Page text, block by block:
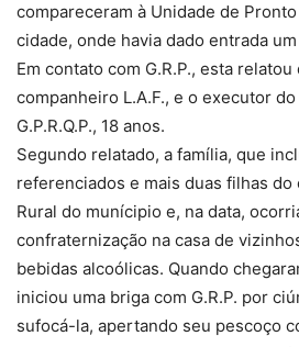
compareceram à Unidade de
cidade, onde havia dado entrada
Em contato com G.R.P., esta
companheiro L.A.F., e o executor
G.P.R.Q.P., 18 anos.
Segundo relatado, a família, que
referenciados e mais duas filhas do
Rural do munícipio e, na data,
confraternização na casa de
bebidas alcoólicas. Quando
iniciou uma briga com G.R.P. por
sufocá-la, apertando seu pescoço